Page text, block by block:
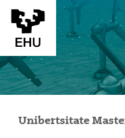
Eduki nagusira joan
Unibertsitate